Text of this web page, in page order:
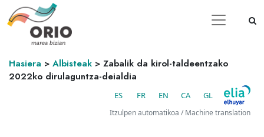
Hasiera > Albisteak > Zabalik da kirol-taldeentzako
2022ko dirulaguntza-deialdia
ES FR EN CA GL
Itzulpen automatikoa / Machine translation